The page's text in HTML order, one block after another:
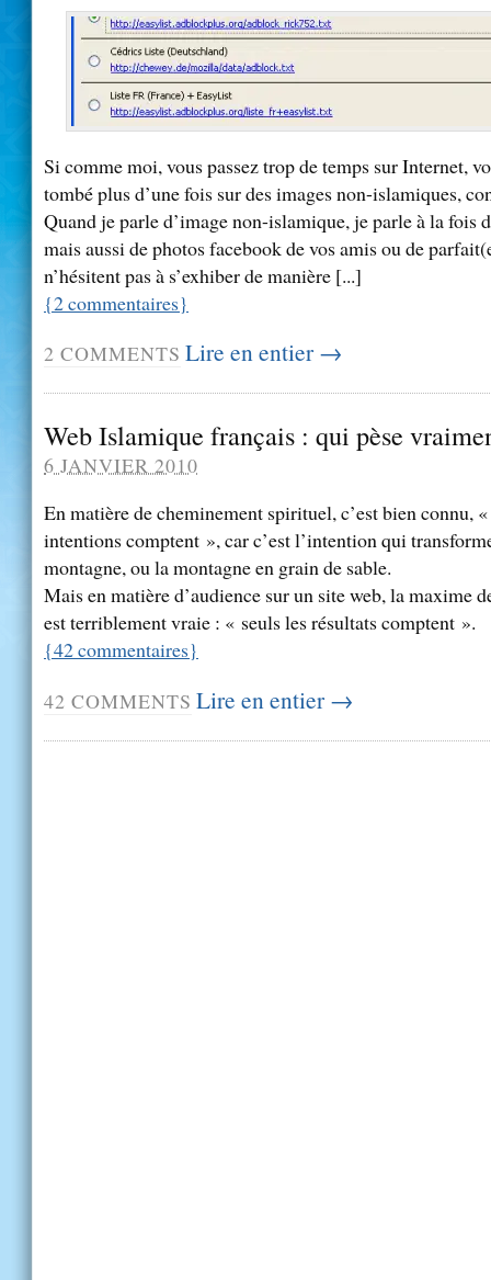
Si comme moi, vous passez trop de temps sur Internet,
tombé plus d’une fois sur des images non-islamiques,
Quand je parle d’image non-islamique, je parle à la fois
mais aussi de photos facebook de vos amis ou de
n’hésitent pas à s’exhiber de manière [...]
{2commentaires}
2 COMMENTS Lire en entier →
Web Islamique français : qui pèse
6 JANVIER 2010
En matière de cheminement spirituel, c’est bien connu,
intentions comptent », car c’est l’intention qui
montagne, ou la montagne en grain de sable.
Mais en matière d’audience sur un site web, la maxime
est terriblement vraie : « seuls les résultats comptent ».
{42commentaires}
42 COMMENTS Lire en entier →